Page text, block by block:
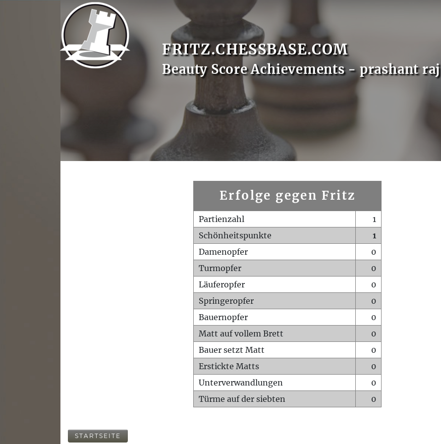
FRITZ.CHESSBASE.COM
Beauty Score Achievements - prashant raj
Erfolge gegen Fritz
Partienzahl
1
Schönheitspunkte
1
Damenopfer
0
Turmopfer
0
Läuferopfer
0
Springeropfer
0
Bauernopfer
0
Matt auf vollem Brett
0
Bauer setzt Matt
0
Erstickte Matts
0
Unterverwandlungen
0
Türme auf der siebten
0
STARTSEITE